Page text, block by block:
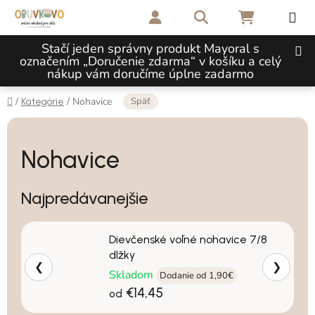
Prejsť na obsah
Stačí jeden správny produkt Mayoral s
označením „Doručenie zdarma“ v košíku a celý
nákup vám doručíme úplne zadarmo
Hľadať NÁKUPNÝ
Domov
/ Kategórie / Nohavice Späť
Nohavice
Najpredávanejšie
Dievčenské voľné nohavice 7/8
dlžky
Skladom
Dodanie od 1,90€
od €14,45
❮ ❯